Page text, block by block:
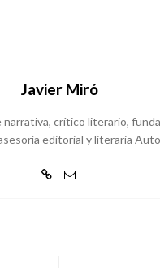
Javier Miró
crítico literario,
editorial y literaria